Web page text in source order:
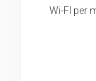
Wi-FI per